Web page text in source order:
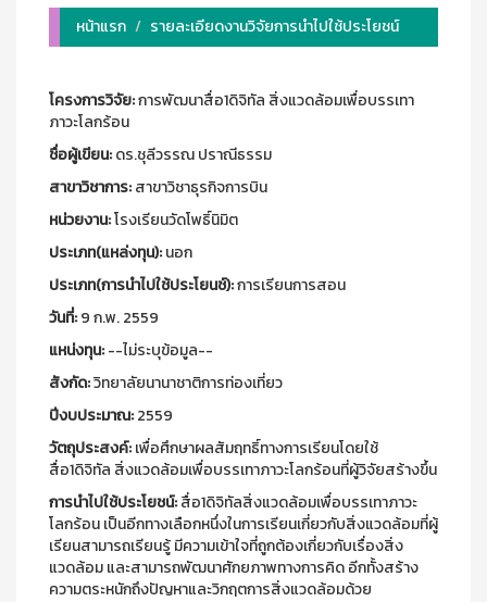
หน้าแรก
รายละเอียดงานวิจัยการนำไปใช้ประโยชน์
โครงการวิจัย:การพัฒนาสื่อ1ดิจิทัล สิ่งแวดล้อมเพื่อบรรเทา
ภาวะโลกร้อน
ชื่อผู้เขียน:ดร.ชุลีวรรณ ปราณีธรรม
สาขาวิชาการ:สาขาวิชาธุรกิจการบิน
หน่วยงาน:โรงเรียนวัดโพธิ์นิมิต
ประเภท(แหล่งทุน):นอก
ประเภท(การนำไปใช้ประโยนช์):การเรียนการสอน
วันที่:9 ก.พ. 2559
แหน่งทุน:--ไม่ระบุข้อมูล--
สังกัด:วิทยาลัยนานาชาติการท่องเที่ยว
ปีงบประมาณ:2559
วัตถุประสงค์:เพื่อศึกษาผลสัมฤทธิ์ทางการเรียนโดยใช้
สื่อ1ดิจิทัล สิ่งแวดล้อมเพื่อบรรเทาภาวะโลกร้อนที่ผู้วิจัยสร้างขึ้น
การนำไปใช้ประโยชน์:สื่อ1ดิจิทัลสิ่งแวดล้อมเพื่อบรรเทาภาวะ
โลกร้อน เป็นอีกทางเลือกหนึ่งในการเรียนเกี่ยวกับสิ่งแวดล้อมที่ผู้
เรียนสามารถเรียนรู้ มีความเข้าใจที่ถูกต้องเกี่ยวกับเรื่องสิ่ง
แวดล้อม และสามารถพัฒนาศักยภาพทางการคิด อีกทั้งสร้าง
ความตระหนักถึงปัญหาและวิกฤตการสิ่งแวดล้อมด้วย